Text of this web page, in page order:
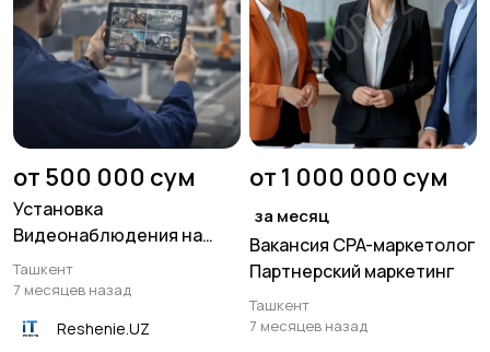
от 500 000 сум
Установка
Видеонаблюдения на
производстве
Ташкент
7 месяцев назад
Reshenie.UZ
от 1 000 000 сум
за месяц
Вакансия CPA-маркетолог
Партнерский маркетинг
Ташкент
7 месяцев назад